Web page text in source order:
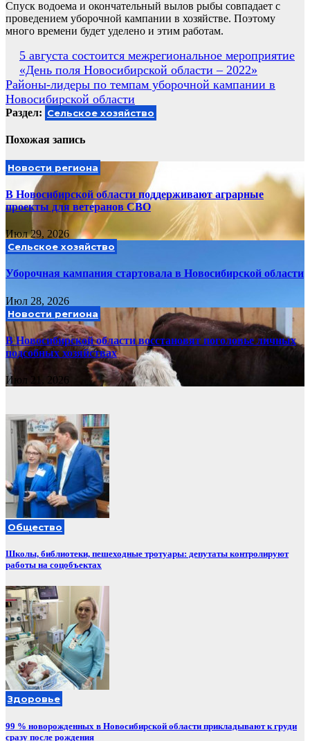
Спуск водоема и окончательный вылов рыбы совпадает с
проведением уборочной кампании в хозяйстве. Поэтому
много времени будет уделено и этим работам.
Навигация
по
записям
5 августа состоится межрегиональное мероприятие
«День поля Новосибирской области – 2022»
Районы-лидеры по темпам уборочной кампании в
Новосибирской области
Раздел: Сельское хозяйство
Похожая запись
Новости региона
В Новосибирской области поддерживают аграрные
проекты для ветеранов СВО
Июл 29, 2026
Сельское хозяйство
Уборочная кампания стартовала в Новосибирской области
Июл 28, 2026
Новости региона
В Новосибирской области восстановят поголовье личных
подсобных хозяйствах
Июл 21, 2026
Общество
Школы, библиотеки, пешеходные тротуары: депутаты контролируют
работы на соцобъектах
Здоровье
99 % новорожденных в Новосибирской области прикладывают к груди
сразу после рождения